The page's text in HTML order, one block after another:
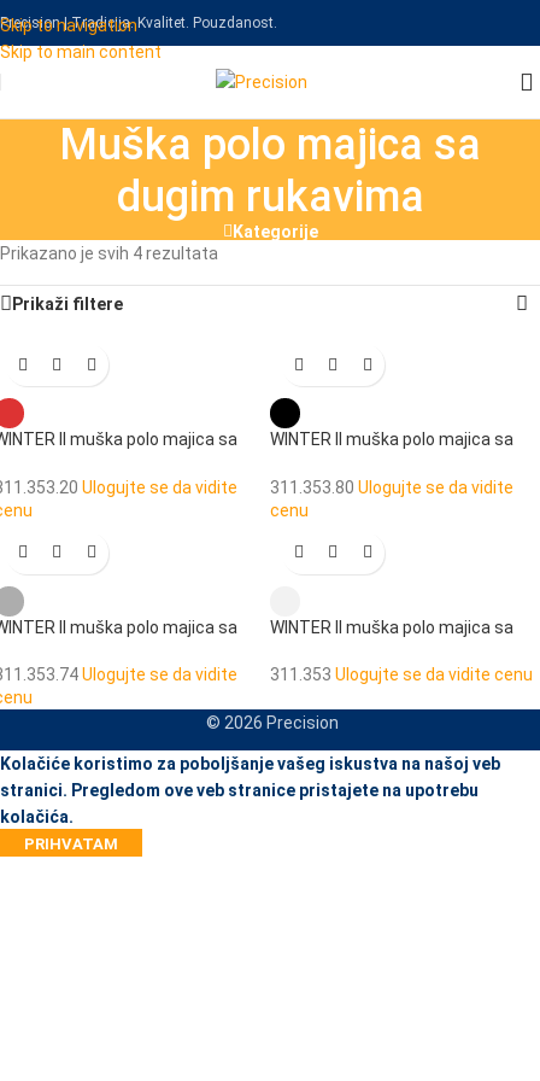
Skip to navigation
Skip to main content
Precision | Tradicija. Kvalitet. Pouzdanost.
Muška polo majica sa
dugim rukavima
Kategorije
Prikazano je svih 4 rezultata
Prikaži filtere
II muška polo majica sa
Ulogujte se da vidite
WINTER II muška polo majica sa
311.353.80 Ulogujte se da vidite
cenu
II muška polo majica sa
Ulogujte se da vidite
WINTER II muška polo majica sa
311.353 Ulogujte se da vidite cenu
© 2026 Precision
When autocomplete results are available use up and down arrows
Kolačiće koristimo za poboljšanje vašeg iskustva na našoj veb
stranici. Pregledom ove veb stranice pristajete na upotrebu
kolačića.
PRIHVATAM